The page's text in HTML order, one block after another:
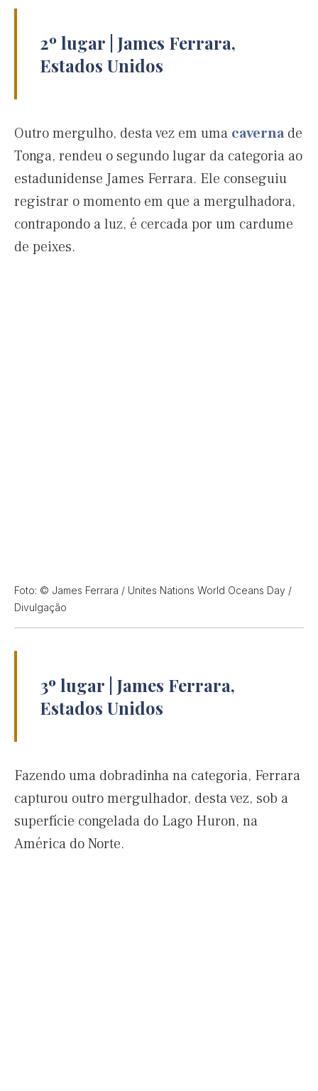
2º lugar | James Ferrara,
Estados Unidos
Outro mergulho, desta vez em uma caverna de
Tonga, rendeu o segundo lugar da categoria ao
estadunidense James Ferrara. Ele conseguiu
registrar o momento em que a mergulhadora,
contrapondo a luz, é cercada por um cardume
de peixes.
Foto: © James Ferrara / Unites Nations World Oceans Day /
Divulgação
3º lugar | James Ferrara,
Estados Unidos
Fazendo uma dobradinha na categoria, Ferrara
capturou outro mergulhador, desta vez, sob a
superfície congelada do Lago Huron, na
América do Norte.